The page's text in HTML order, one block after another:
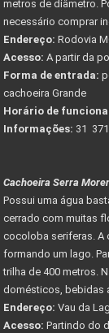
metros de diâmetro.
necessário comprar
Endereço: Rodovia
Acesso: A partir da
Forma de entrada:
cachoeira Grande
Horário de
Informações: 31
Cachoeira Serra
Possui uma água
cerrado com muitas
cocoloba seriferas. A
formando um lago.
trilha de 400 metros.
domésticos, bebidas
Endereço: Vau da
Acesso: Partindo do